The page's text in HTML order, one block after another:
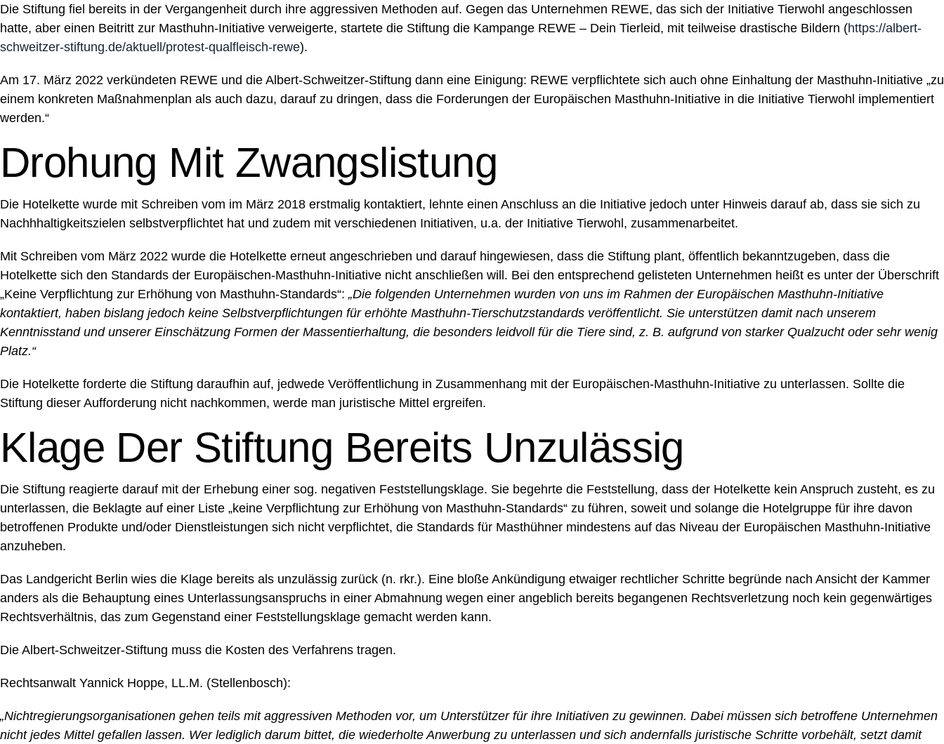
Die Stiftung fiel bereits in der Vergangenheit durch ihre aggressiven Methoden auf. Gegen das Unternehmen REWE, das sich der Initiative Tierwohl angeschlossen
hatte, aber einen Beitritt zur Masthuhn-Initiative verweigerte, startete die Stiftung die Kampange REWE – Dein Tierleid, mit teilweise drastische Bildern (https://albert-
schweitzer-stiftung.de/aktuell/protest-qualfleisch-rewe).
Am 17. März 2022 verkündeten REWE und die Albert-Schweitzer-Stiftung dann eine Einigung: REWE verpflichtete sich auch ohne Einhaltung der Masthuhn-Initiative „zu
einem konkreten Maßnahmenplan als auch dazu, darauf zu dringen, dass die Forderungen der Europäischen Masthuhn-Initiative in die Initiative Tierwohl implementiert
werden.“
Drohung Mit Zwangslistung
Die Hotelkette wurde mit Schreiben vom im März 2018 erstmalig kontaktiert, lehnte einen Anschluss an die Initiative jedoch unter Hinweis darauf ab, dass sie sich zu
Nachhhaltigkeitszielen selbstverpflichtet hat und zudem mit verschiedenen Initiativen, u.a. der Initiative Tierwohl, zusammenarbeitet.
Mit Schreiben vom März 2022 wurde die Hotelkette erneut angeschrieben und darauf hingewiesen, dass die Stiftung plant, öffentlich bekanntzugeben, dass die
Hotelkette sich den Standards der Europäischen-Masthuhn-Initiative nicht anschließen will. Bei den entsprechend gelisteten Unternehmen heißt es unter der Überschrift
„Keine Verpflichtung zur Erhöhung von Masthuhn-Standards“: „Die folgenden Unternehmen wurden von uns im Rahmen der Europäischen Masthuhn-Initiative
kontaktiert, haben bislang jedoch keine Selbstverpflichtungen für erhöhte Masthuhn-Tierschutzstandards veröffentlicht. Sie unterstützen damit nach unserem
Kenntnisstand und unserer Einschätzung Formen der Massentierhaltung, die besonders leidvoll für die Tiere sind, z. B. aufgrund von starker Qualzucht oder sehr wenig
Platz.“
Die Hotelkette forderte die Stiftung daraufhin auf, jedwede Veröffentlichung in Zusammenhang mit der Europäischen-Masthuhn-Initiative zu unterlassen. Sollte die
Stiftung dieser Aufforderung nicht nachkommen, werde man juristische Mittel ergreifen.
Klage Der Stiftung Bereits Unzulässig
Die Stiftung reagierte darauf mit der Erhebung einer sog. negativen Feststellungsklage. Sie begehrte die Feststellung, dass der Hotelkette kein Anspruch zusteht, es zu
unterlassen, die Beklagte auf einer Liste „keine Verpflichtung zur Erhöhung von Masthuhn-Standards“ zu führen, soweit und solange die Hotelgruppe für ihre davon
betroffenen Produkte und/oder Dienstleistungen sich nicht verpflichtet, die Standards für Masthühner mindestens auf das Niveau der Europäischen Masthuhn-Initiative
anzuheben.
Das Landgericht Berlin wies die Klage bereits als unzulässig zurück (n. rkr.). Eine bloße Ankündigung etwaiger rechtlicher Schritte begründe nach Ansicht der Kammer
anders als die Behauptung eines Unterlassungsanspruchs in einer Abmahnung wegen einer angeblich bereits begangenen Rechtsverletzung noch kein gegenwärtiges
Rechtsverhältnis, das zum Gegenstand einer Feststellungsklage gemacht werden kann.
Die Albert-Schweitzer-Stiftung muss die Kosten des Verfahrens tragen.
Rechtsanwalt Yannick Hoppe, LL.M. (Stellenbosch):
„Nichtregierungsorganisationen gehen teils mit aggressiven Methoden vor, um Unterstützer für ihre Initiativen zu gewinnen. Dabei müssen sich betroffene Unternehmen
nicht jedes Mittel gefallen lassen. Wer lediglich darum bittet, die wiederholte Anwerbung zu unterlassen und sich andernfalls juristische Schritte vorbehält, setzt damit